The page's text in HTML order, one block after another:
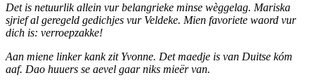
Det is netuurlik allein vur belangrieke minse wèggelag. Mariska
sjrief al geregeld gedichjes vur Veldeke. Mien favoriete waord vur
dich is: verroepzakke!
Aan miene linker kank zit Yvonne. Det maedje is van Duitse kóm
aaf. Dao huuers se aevel gaar niks mieër van.